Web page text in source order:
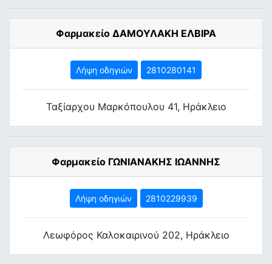
Φαρμακείο ΔΑΜΟΥΛΑΚΗ ΕΛΒΙΡΑ
Λήψη οδηγιών 2810280141
Ταξίαρχου Μαρκόπουλου 41, Ηράκλειο
Φαρμακείο ΓΩΝΙΑΝΑΚΗΣ ΙΩΑΝΝΗΣ
Λήψη οδηγιών 2810229939
Λεωφόρος Καλοκαιρινού 202, Ηράκλειο